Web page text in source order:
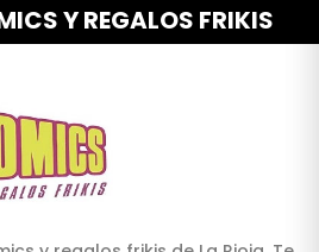
Y REGALOS FRIKIS